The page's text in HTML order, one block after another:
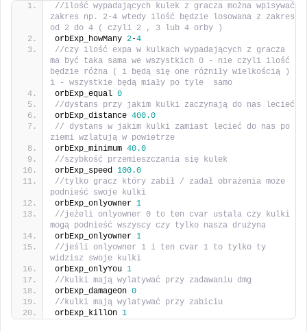
//ilość wypadających kulek z gracza można wpisywać
zakres np. 2-4 wtedy ilość będzie losowana z zakres
od 2 do 4 ( czyli 2 , 3 lub 4 orby )
orbExp_howMany 2-4
//czy ilość expa w kulkach wypadających z gracza
ma być taka sama we wszystkich 0 - nie czyli ilość
będzie różna ( i będą się one różniły wielkością )
1 - wszystkie będą miały po tyle  samo
orbExp_equal 0
//dystans przy jakim kulki zaczynają do nas lecieć
orbExp_distance 400.0
// dystans w jakim kulki zamiast lecieć do nas po
ziemi wzlatują w powietrze
orbExp_minimum 40.0
//szybkość przemieszczania się kulek
orbExp_speed 100.0
//tylko gracz który zabił / zadał obrażenia może
podnieść swoje kulki
orbExp_onlyowner 1
//jeżeli onlyowner 0 to ten cvar ustala czy kulki
mogą podnieść wszyscy czy tylko nasza drużyna
orbExp_onlyowner 1
//jeśli onlyowner 1 i ten cvar 1 to tylko ty
widzisz swoje kulki
orbExp_onlyYou 1
//kulki mają wylatywać przy zadawaniu dmg
orbExp_damageOn 0
//kulki mają wylatywać przy zabiciu
orbExp_killOn 1